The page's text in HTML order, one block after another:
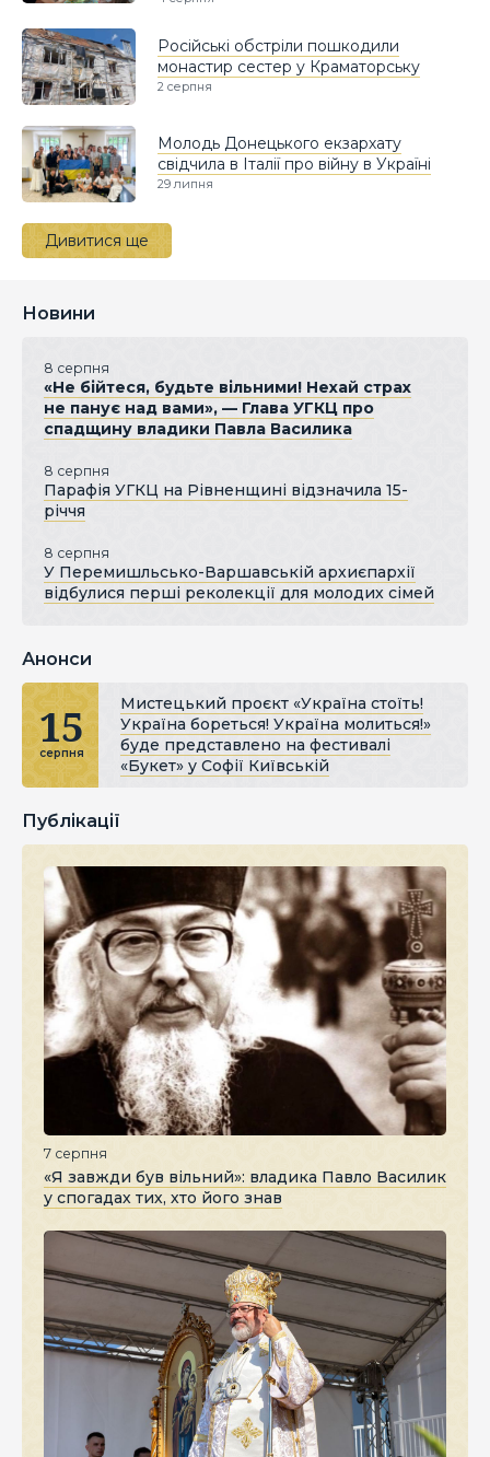
Російські обстріли пошкодили
монастир сестер у Краматорську
2 серпня
Молодь Донецького екзархату
свідчила в Італії про війну в Україні
29 липня
Дивитися ще
Новини
8 серпня
«Не бійтеся, будьте вільними! Нехай страх
не панує над вами», — Глава УГКЦ про
спадщину владики Павла Василика
8 серпня
Парафія УГКЦ на Рівненщині відзначила 15-
річчя
8 серпня
У Перемишльсько-Варшавській архиєпархії
відбулися перші реколекції для молодих сімей
Анонси
15
серпня
Мистецький проєкт «Україна стоїть!
Україна бореться! Україна молиться!»
буде представлено на фестивалі
«Букет» у Софії Київській
Публікації
7 серпня
«Я завжди був вільний»: владика Павло Василик
у спогадах тих, хто його знав